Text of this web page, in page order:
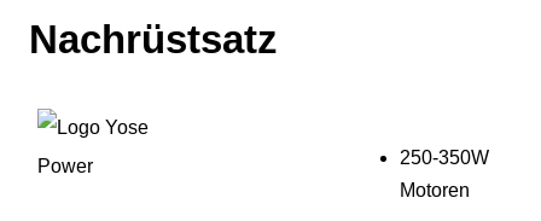
Nachrüstsatz
250-350W
Motoren